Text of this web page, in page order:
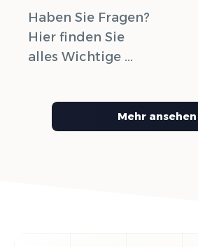
Haben Sie Fragen?
Hier finden Sie
alles Wichtige ...
Mehr ansehen